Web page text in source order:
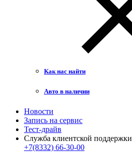
Как нас найти
Авто в наличии
Новости
Запись на сервис
Тест-драйв
Служба клиентской поддержки
+7(8332) 66-30-00